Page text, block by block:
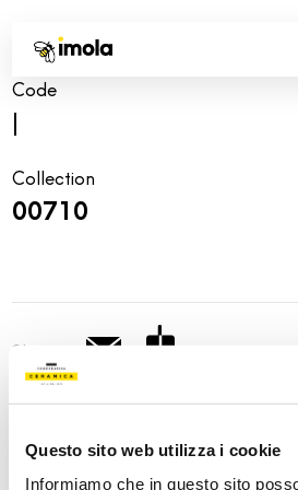
Questo sito web utilizza i cookie
Informiamo che in questo sito
Code
Collection
00710
Share: